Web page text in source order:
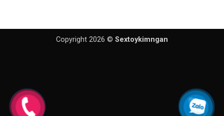
Copyright 2026 © Sextoykimngan